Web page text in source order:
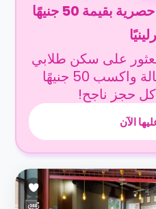
قسيمة استرداد نقدي حصرية بقيمة 50 جنيهًا
على سكن طلابي
يحبونه حقًا! قم بالإحالة واكسب 50 جنيهًا
كل حجز ناجح!
الآن